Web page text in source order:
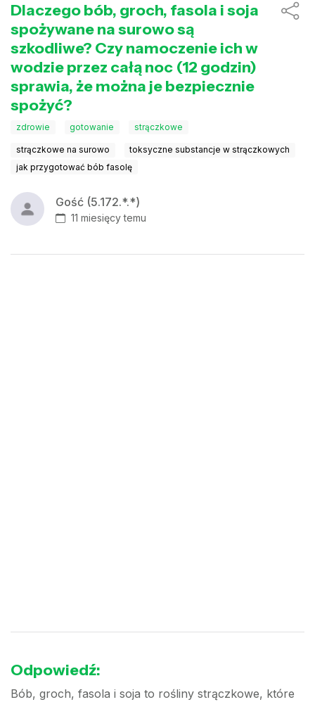
Dlaczego bób, groch, fasola i soja
spożywane na surowo są
szkodliwe? Czy namoczenie ich w
wodzie przez całą noc (12 godzin)
sprawia, że można je bezpiecznie
spożyć?
zdrowie gotowanie strączkowe
strączkowe na surowo
toksyczne substancje w strączkowych
jak przygotować bób fasolę
Gość (5.172.*.*)
11 miesięcy temu
Odpowiedź:
Bób, groch, fasola i soja to rośliny strączkowe, które